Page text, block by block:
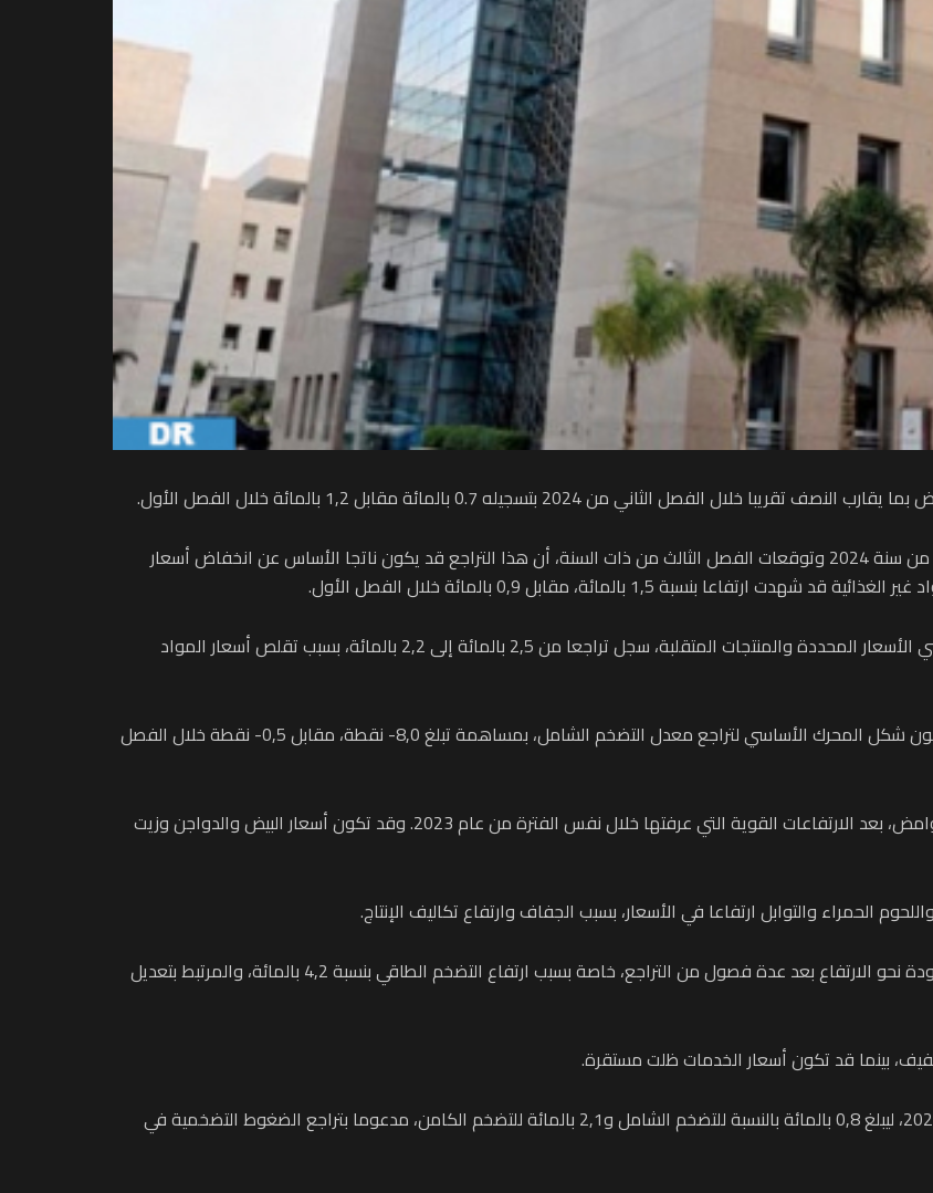
من 2024 بتسجيله 0.7 بالمائة مقابل 1,2 بالمائة خلال الفصل الأول.
وأوضحت المندوبية في موجز الظرفية الاقتصادية للفصل الثاني من سنة 2024 وتوقعات الفصل الثالث من ذات السنة، أن هذا التراجع قد يكون ناتجا الأساس عن انخفاض أسعار
ووفقا للمندوبية السامية، قد يكون التضخم الكامن، الذي يستثني الأسعار المحددة والمنتجات المتقلبة، سجل تراجعا من 2,5 بالمائة إلى 2,2 بالمائة، بسبب تقلص أسعار المواد
وأشار المصدر ذاته إلى أن انخفاض أسعار المواد الطازجة قد يكون شكل المحرك الأساسي لتراجع معدل التضخم الشامل، بمساهمة تبلغ 8,0- نقطة، مقابل 0,5- نقطة خلال الفصل
وسيهم هذا الانخفاض بالأساس أسعار الخضروات الطازجة والحوامض، بعد الارتفاعات القوية التي عرفتها خلال نفس الفترة من عام 2023. وقد تكون أسعار البيض والدواجن وزيت
الحمراء والتوابل ارتفاعا في الأسعار، بسبب الجفاف وارتفاع تكاليف الإنتاج.
من ناحية أخرى، قد تكون أسعار المنتجات غير الغذائية شهدت عودة نحو الارتفاع بعد عدة فصول من التراجع، خاصة بسبب ارتفاع التضخم الطاقي بنسبة 4,2 بالمائة، والمرتبط بتعديل
بينما قد تكون أسعار الخدمات ظلت مستقرة.
ومن المتوقع أن يظل التضخم مستقرا خلال الفصل الثالث من 2024، ليبلغ 0,8 بالمائة بالنسبة للتضخم الشامل و2,1 بالمائة للتضخم الكامن، مدعوما بتراجع الضغوط التضخمية في